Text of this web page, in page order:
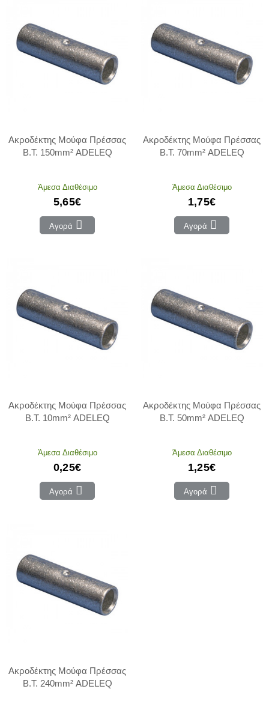
Ακροδέκτης Μούφα Πρέσσας
Β.Τ. 150mm² ADELEQ
Άμεσα Διαθέσιμο
5,65€
Αγορά
Ακροδέκτης Μούφα Πρέσσας
Β.Τ. 70mm² ADELEQ
Άμεσα Διαθέσιμο
1,75€
Αγορά
Ακροδέκτης Μούφα Πρέσσας
Β.Τ. 10mm² ADELEQ
Άμεσα Διαθέσιμο
0,25€
Αγορά
Ακροδέκτης Μούφα Πρέσσας
Β.Τ. 50mm² ADELEQ
Άμεσα Διαθέσιμο
1,25€
Αγορά
Ακροδέκτης Μούφα Πρέσσας
Β.Τ. 240mm² ADELEQ